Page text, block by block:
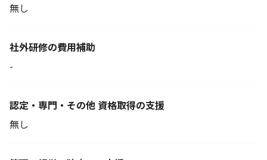
無し
社外研修の費用補助
-
認定・専門・その他 資格取得の支援
無し